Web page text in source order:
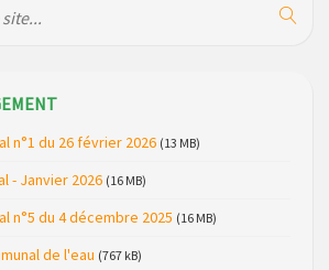
chalets et sa piscine
du nouveau conseil municipal à
des plastiques agricoles le 22 avril
n°1 du 26 février 2026 (13 MB)
- Janvier 2026 (16 MB)
n°5 du 4 décembre 2025 (16 MB)
de l'eau (767 kB)